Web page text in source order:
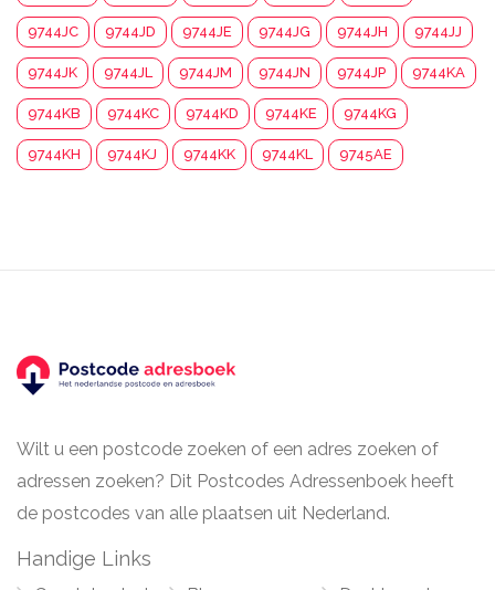
9744JC 9744JD 9744JE 9744JG 9744JH 9744JJ
9744JK 9744JL 9744JM 9744JN 9744JP 9744KA
9744KB 9744KC 9744KD 9744KE 9744KG
9744KH 9744KJ 9744KK 9744KL 9745AE
Wilt u een postcode zoeken of een adres zoeken of
adressen zoeken? Dit Postcodes Adressenboek heeft
de postcodes van alle plaatsen uit Nederland.
Handige Links